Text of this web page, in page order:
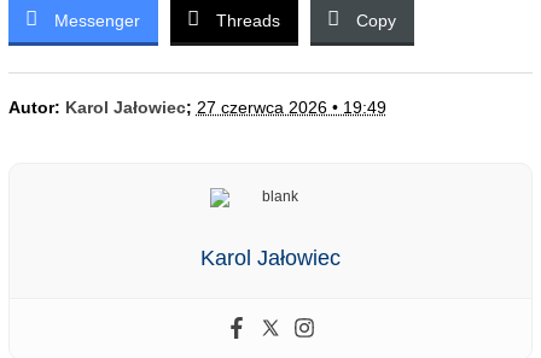
Messenger Threads Copy
Autor: Karol Jałowiec; 27 czerwca 2026 • 19:49
Karol Jałowiec